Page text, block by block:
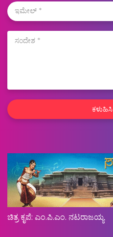
ಕಳುಹಿಸಿ
ಚಿತ್ರ ಕೃಪೆ: ಎಂ.ಪಿ.ಎಂ. ನಟರಾಜಯ್ಯ